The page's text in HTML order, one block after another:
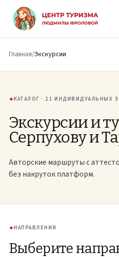
К основному содержимому
Главная/Экскурсии
КАТАЛОГ · 21 ИНДИВИДУАЛЬНЫХ
Экскурсии и
Серпухову и
Авторские маршруты с
без накруток платформ.
НАПРАВЛЕНИЯ
Выберите